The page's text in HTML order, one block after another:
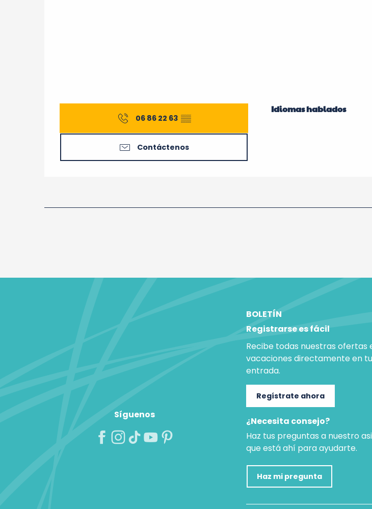
06 86 22 63 ▒▒
Contáctenos
Idiomas hablados
Idiomas hablados
Síguenos
BOLETÍN
Registrarse es fácil
Recibe todas nuestras ofertas
vacaciones directamente en
entrada.
Regístrate ahora
¿Necesita consejo?
Haz tus preguntas a nuestro
que está ahí para ayudarte.
Haz mi pregunta